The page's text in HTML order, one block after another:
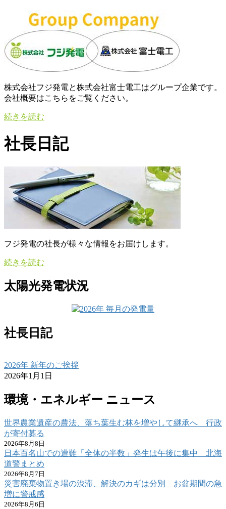
株式会社フジ発電と株式会社富士電工はグループ企業です。
会社概要はこちらをご覧ください。
続きを読む
社長日記
フジ発電の社長が様々な情報をお届けします。
続きを読む
太陽光発電状況
社長日記
2026年 新年のご挨拶
2026年1月1日
環境・エネルギー ニュース
世界農業遺産の農法、落ち葉生む林を増やして継承へ 行政
が寄付募る
2026年8月8日
日本百名山での遭難「全体の半数」発生は午後に集中 北海
道警まとめ
2026年8月7日
災害廃棄物置き場の渋滞、解決のカギは分別 お盆期間の急
増に警戒感
2026年8月6日